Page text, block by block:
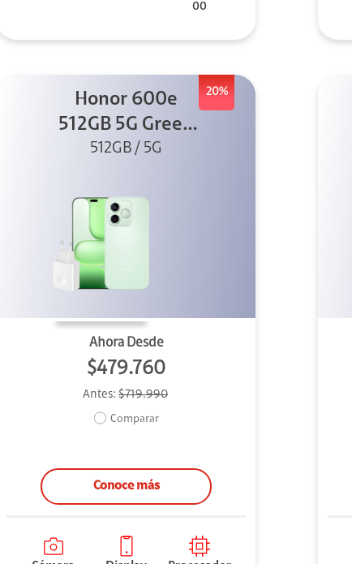
00
20%
Honor 600e
512GB 5G Green
+ 45W
512GB / 5G
Ahora Desde
$479.760
Antes: $719.990
Comparar
Conoce más